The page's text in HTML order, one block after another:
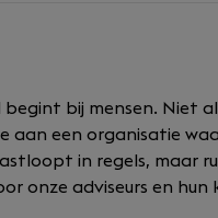
begint bij mensen. Niet
aan een organisatie
in regels, maar
onze adviseurs en hun